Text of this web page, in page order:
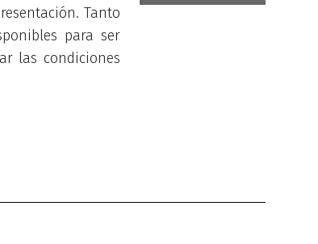
Tanto
para ser
las condiciones